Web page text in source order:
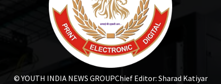
© YOUTH INDIA NEWS GROUPChief Editor: Sharad Katiyar